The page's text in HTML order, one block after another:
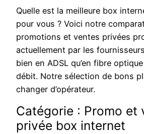
Quelle est la meilleure box
pour vous ? Voici notre
promotions et ventes privées
actuellement par les
bien en ADSL qu’en fibre
débit. Notre sélection de bons
changer d’opérateur.
Catégorie : Promo et
privée box internet